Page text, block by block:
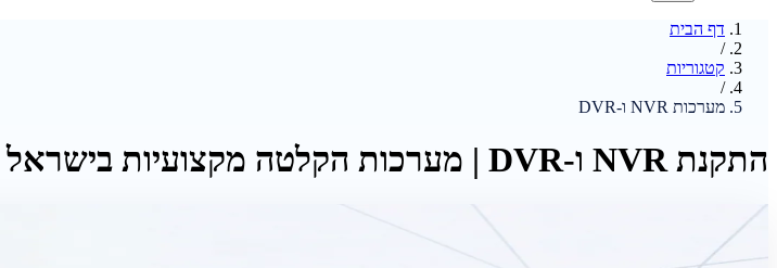
דף הבית
/
קטגוריות
/
מערכות NVR ו-DVR
התקנת NVR ו-DVR | מערכות הקלטה מקצועיות בישראל | EYELINK